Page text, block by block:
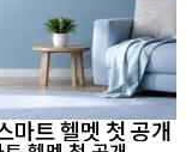
트 헬멧 첫 공개